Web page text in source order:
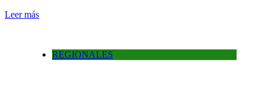
Leer más
REGIONALES